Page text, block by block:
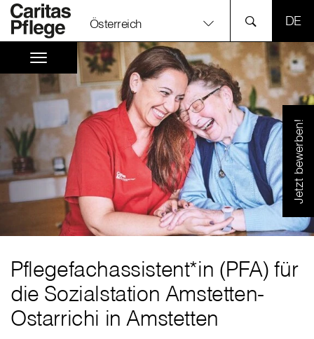
Österreich
Jetzt bewerben!
Pflegefachassistent*in (PFA) für
die Sozialstation Amstetten-
Ostarrichi in Amstetten